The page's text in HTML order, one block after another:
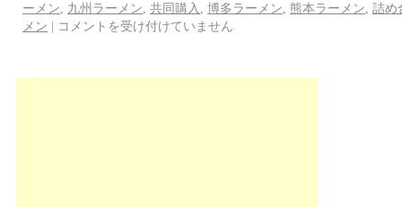
ーメン
九州ラーメン 共同購入 博多ラーメン 熊本ラーメン 詰め
メン | コメントを受け付けていません